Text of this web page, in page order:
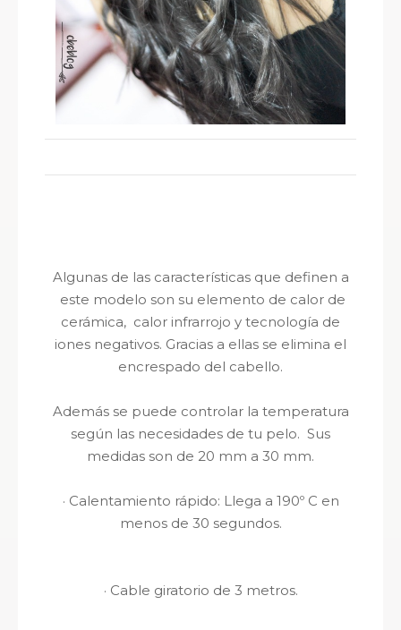
Algunas de las características que definen a
este modelo son su elemento de calor de
cerámica, calor infrarrojo y tecnología de
iones negativos. Gracias a ellas se elimina el
encrespado del cabello.
Además se puede controlar la temperatura
según las necesidades de tu pelo. Sus
medidas son de 20 mm a 30 mm.
· Calentamiento rápido: Llega a 190º C en
menos de 30 segundos.
· Cable giratorio de 3 metros.